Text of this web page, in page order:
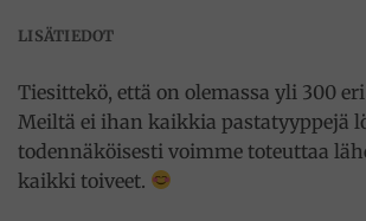
LISÄTIEDOT
Tiesittekö, että on olemassa yli 300
Meiltä ei ihan kaikkia pastatyyppejä
todennäköisesti voimme toteuttaa
kaikki toiveet.